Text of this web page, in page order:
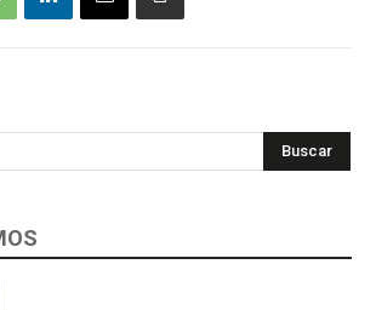
Buscar